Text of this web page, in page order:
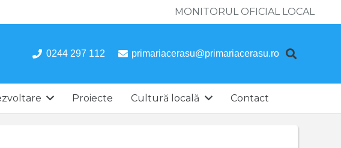
MONITORUL OFICIAL LOCAL
0244 297 112 primariacerasu@primariacerasu.ro
Proiecte Cultură locală Contact